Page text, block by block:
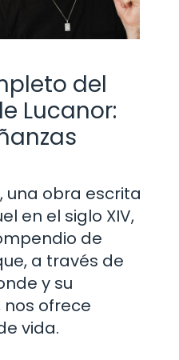
del
Lucanor:
una obra escrita
en el siglo XIV,
de
a través de
y su
nos ofrece
vida.